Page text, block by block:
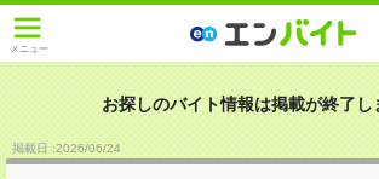
メニュー
お探しのバイト情報は掲載が終了し
掲載日 :2026/06/24